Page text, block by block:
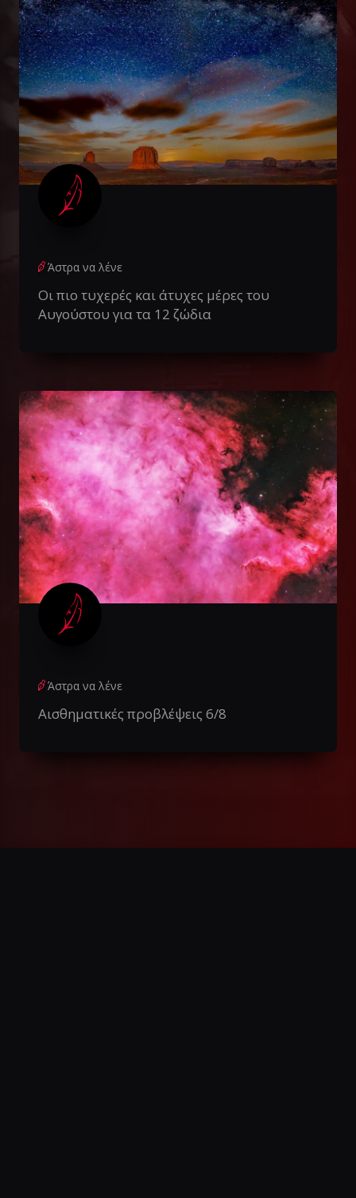
Άστρα να λένε
Οι πιο τυχερές και άτυχες μέρες του
Αυγούστου για τα 12 ζώδια
Άστρα να λένε
Αισθηματικές προβλέψεις 6/8